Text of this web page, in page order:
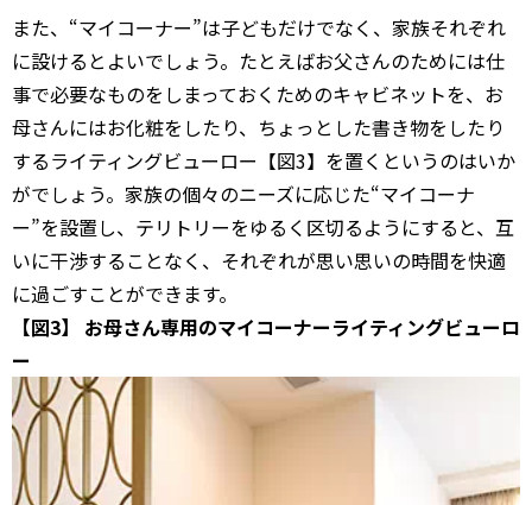
また、“マイコーナー”は子どもだけでなく、家族それぞれ
に設けるとよいでしょう。たとえばお父さんのためには仕
事で必要なものをしまっておくためのキャビネットを、お
母さんにはお化粧をしたり、ちょっとした書き物をしたり
するライティングビューロー【図3】を置くというのはいか
がでしょう。家族の個々のニーズに応じた“マイコーナ
ー”を設置し、テリトリーをゆるく区切るようにすると、互
いに干渉することなく、それぞれが思い思いの時間を快適
に過ごすことができます。
【図3】 お母さん専用のマイコーナーライティングビューロ
ー